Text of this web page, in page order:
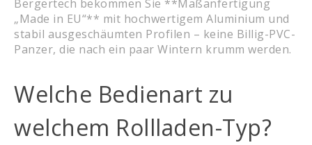
Bergertech bekommen Sie **Maßanfertigung
„Made in EU“** mit hochwertigem Aluminium und
stabil ausgeschäumten Profilen – keine Billig-PVC-
Panzer, die nach ein paar Wintern krumm werden.
Welche Bedienart zu
welchem Rollladen-Typ?